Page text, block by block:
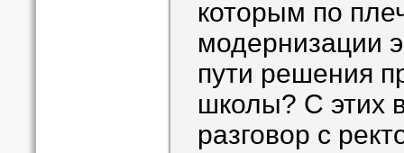
которым по
модернизации
пути решения
школы? С этих
разговор с